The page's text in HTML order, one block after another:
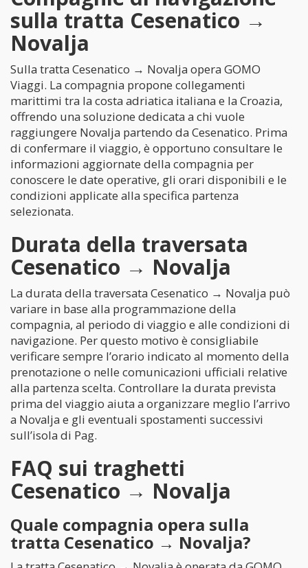
sulla tratta Cesenatico →
Novalja
Sulla tratta Cesenatico → Novalja opera GOMO
Viaggi. La compagnia propone collegamenti
marittimi tra la costa adriatica italiana e la Croazia,
offrendo una soluzione dedicata a chi vuole
raggiungere Novalja partendo da Cesenatico. Prima
di confermare il viaggio, è opportuno consultare le
informazioni aggiornate della compagnia per
conoscere le date operative, gli orari disponibili e le
condizioni applicate alla specifica partenza
selezionata.
Durata della traversata
Cesenatico → Novalja
La durata della traversata Cesenatico → Novalja può
variare in base alla programmazione della
compagnia, al periodo di viaggio e alle condizioni di
navigazione. Per questo motivo è consigliabile
verificare sempre l’orario indicato al momento della
prenotazione o nelle comunicazioni ufficiali relative
alla partenza scelta. Controllare la durata prevista
prima del viaggio aiuta a organizzare meglio l’arrivo
a Novalja e gli eventuali spostamenti successivi
sull’isola di Pag.
FAQ sui traghetti
Cesenatico → Novalja
Quale compagnia opera sulla
tratta Cesenatico → Novalja?